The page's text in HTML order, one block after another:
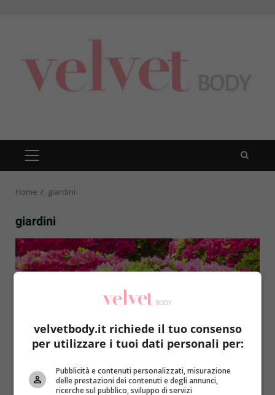
PRIMARY
MENU
Home giardini
giardini
velvetbody.it richiede il tuo consenso
per utilizzare i tuoi dati personali per:
Pubblicità e contenuti personalizzati, misurazione
delle prestazioni dei contenuti e degli annunci,
ricerche sul pubblico, sviluppo di servizi